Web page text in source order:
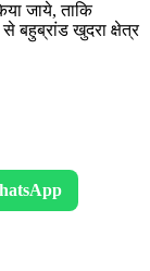
जाये, ताकि
से बहुब्रांड खुदरा क्षेत्र